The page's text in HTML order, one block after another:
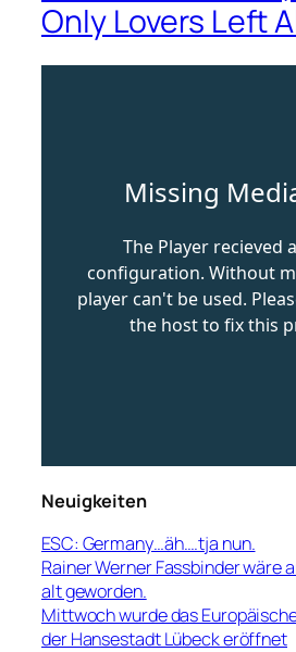
Only Lovers Left
Neuigkeiten
ESC: Germany…äh….tja nun.
Rainer Werner Fassbinder wäre
alt geworden.
Mittwoch wurde das
der Hansestadt Lübeck eröffnet